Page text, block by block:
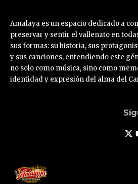
Amalaya es un espacio dedicado a
preservar y sentir el vallenato en
sus formas: su historia, sus
y sus canciones, entendiendo este
no solo como música, sino como
identidad y expresión del alma del